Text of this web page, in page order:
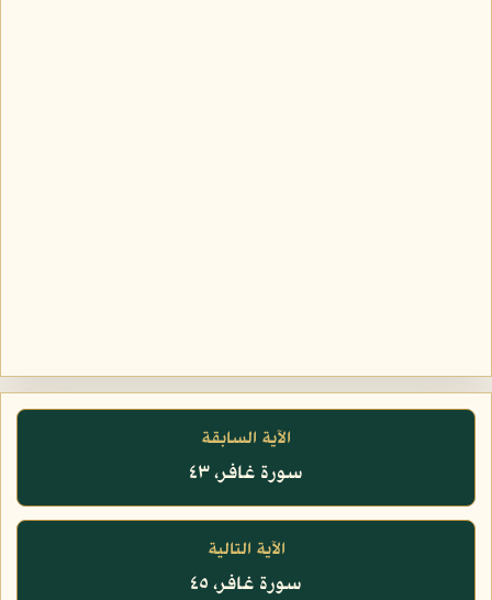
الآية السابقة
سورة غافر، ٤٣
الآية التالية
سورة غافر، ٤٥